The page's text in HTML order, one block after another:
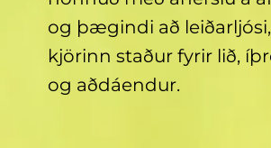
og þægindi að
kjörinn staður fyrir lið,
og aðdáendur.